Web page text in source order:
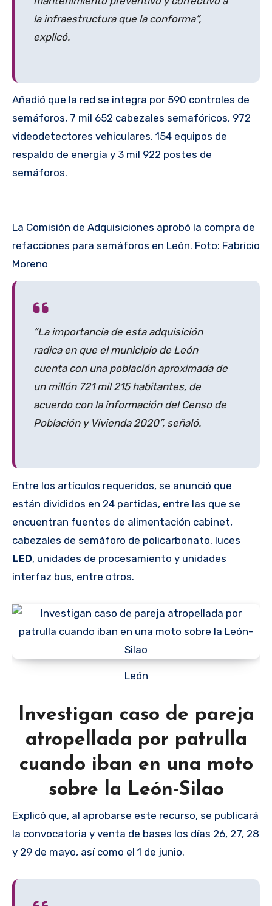
la infraestructura que la conforma”,
explicó.
Añadió que la red se integra por 590 controles de
semáforos, 7 mil 652 cabezales semafóricos, 972
videodetectores vehiculares, 154 equipos de
respaldo de energía y 3 mil 922 postes de
semáforos.
La Comisión de Adquisiciones aprobó la compra de
refacciones para semáforos en León. Foto: Fabricio
Moreno
“La importancia de esta adquisición
radica en que el municipio de León
cuenta con una población aproximada de
un millón 721 mil 215 habitantes, de
acuerdo con la información del Censo de
Población y Vivienda 2020”, señaló.
Entre los artículos requeridos, se anunció que
están divididos en 24 partidas, entre las que se
encuentran fuentes de alimentación cabinet,
cabezales de semáforo de policarbonato, luces
LED, unidades de procesamiento y unidades
interfaz bus, entre otros.
León
Investigan caso de pareja
atropellada por patrulla
cuando iban en una moto
sobre la León-Silao
Explicó que, al aprobarse este recurso, se publicará
la convocatoria y venta de bases los días 26, 27, 28
y 29 de mayo, así como el 1 de junio.